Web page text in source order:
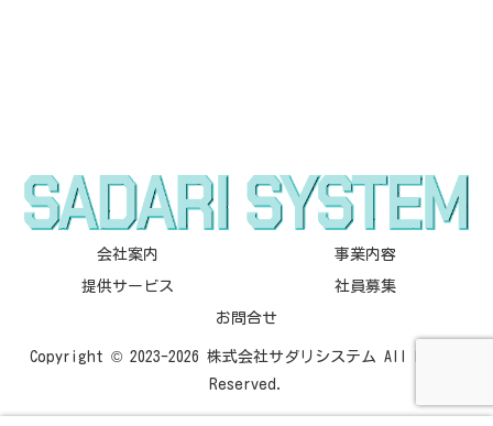
会社案内 事業内容
提供サービス 社員募集
お問合せ
Copyright © 2023-2026 株式会社サダリシステム All Rights
Reserved.